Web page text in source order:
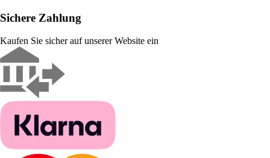
Sichere Zahlung
Kaufen Sie sicher auf unserer Website ein